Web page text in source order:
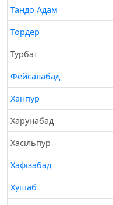
Тандо Адам
Тордер
Турбат
Фейсалабад
Ханпур
Харунабад
Хасільпур
Хафізабад
Хушаб